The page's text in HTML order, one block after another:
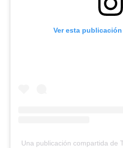
Ver esta
Una publicación compartida de